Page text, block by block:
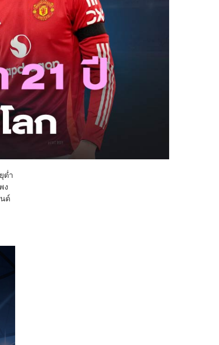
ต่ำ
ง
ด์